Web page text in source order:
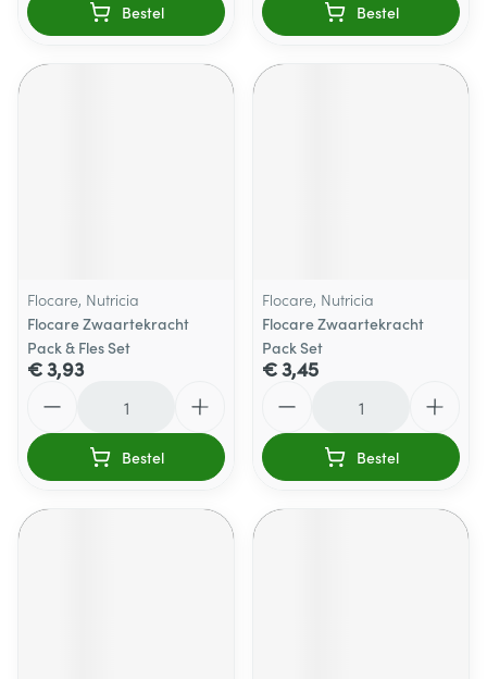
Bestel Bestel
Flocare, Nutricia
Flocare Zwaartekracht
Pack & Fles Set
€ 3,93
Bestel
Flocare, Nutricia
Flocare Zwaartekracht
Pack Set
€ 3,45
Bestel